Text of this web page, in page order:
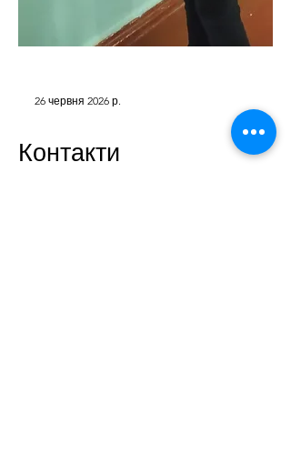
26 червня 2026 р.
Контакти